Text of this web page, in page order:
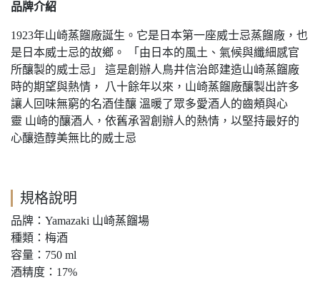
品牌介紹
1923年山崎蒸餾廠誕生。它是日本第一座威士忌蒸餾廠，也
是日本威士忌的故鄉。 「由日本的風土、氣候與纖細感官
所釀製的威士忌」 這是創辦人鳥井信治郎建造山崎蒸餾廠
時的期望與熱情， 八十餘年以來，山崎蒸餾廠釀製出許多
讓人回味無窮的名酒佳釀 溫暖了眾多愛酒人的齒頰與心
靈 山崎的釀酒人，依舊承習創辦人的熱情，以堅持最好的
心釀造醇美無比的威士忌
規格說明
品牌：Yamazaki 山崎蒸餾場
種類：梅酒
容量：750 ml
酒精度：17%